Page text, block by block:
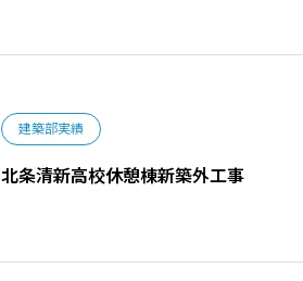
建築部実績
北条清新高校休憩棟新築外工事